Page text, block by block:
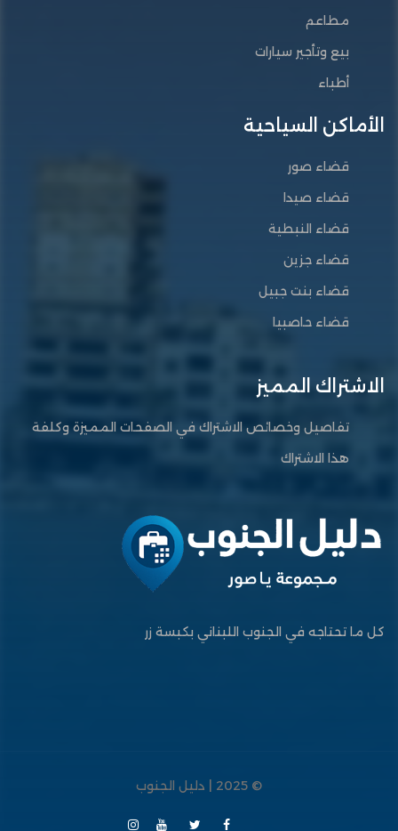
مطاعم
بيع وتأجير سيارات
أطباء
الأماكن السياحية
قضاء صور
قضاء صيدا
قضاء النبطية
قضاء جزين
قضاء بنت جبيل
قضاء حاصبيا
الاشتراك المميز
تفاصيل وخصائص الاشتراك في الصفحات المميزة وكلفة
هذا الاشتراك
كل ما تحتاجه في الجنوب اللبناني بكبسة زر
© 2025 | دليل الجنوب